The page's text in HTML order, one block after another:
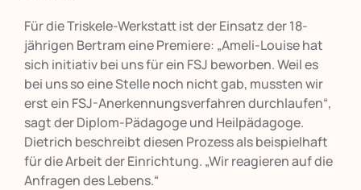
Für die Triskele-Werkstatt ist der Einsatz der 18-
jährigen Bertram eine Premiere: „Ameli-Louise hat
sich initiativ bei uns für ein FSJ beworben. Weil es
bei uns so eine Stelle noch nicht gab, mussten wir
erst ein FSJ-Anerkennungsverfahren durchlaufen“,
sagt der Diplom-Pädagoge und Heilpädagoge.
Dietrich beschreibt diesen Prozess als beispielhaft
für die Arbeit der Einrichtung. „Wir reagieren auf die
Anfragen des Lebens.“